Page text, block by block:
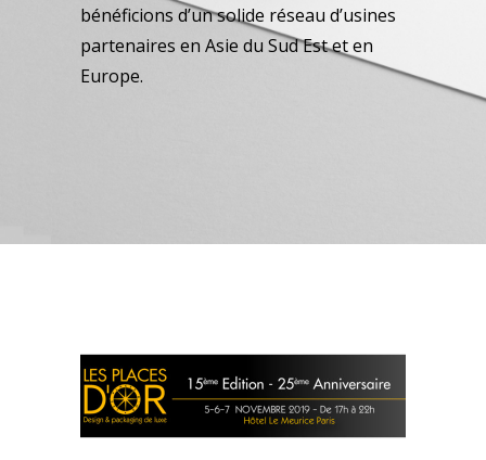
bénéficions d’un solide réseau d’usines
partenaires en Asie du Sud Est et en
Europe.